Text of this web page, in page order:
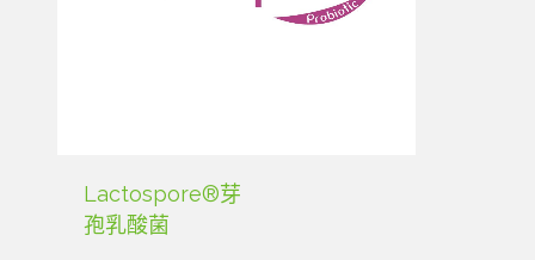
Lactospore®芽
孢乳酸菌